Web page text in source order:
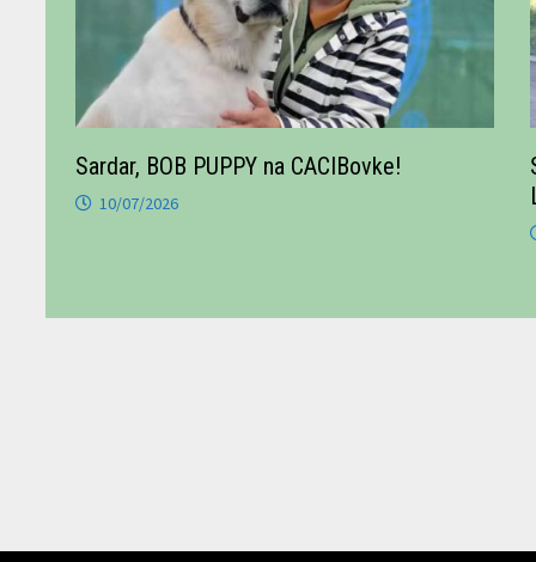
Sardar, BOB PUPPY na CACIBovke!
10/07/2026